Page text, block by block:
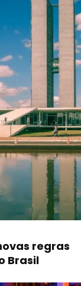
regras
Brasil